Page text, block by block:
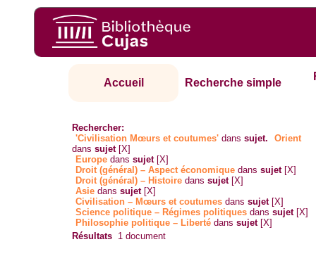
Accueil Recherche simple
Rechercher:
'Civilisation Mœurs et coutumes' danssujet.
Orient
danssujet [X]
Europe danssujet [X]
Droit (général) – Aspect économique danssujet [X]
Droit (général) – Histoire danssujet [X]
Asie danssujet [X]
Civilisation – Mœurs et coutumes danssujet [X]
Science politique – Régimes politiques danssujet [X]
Philosophie politique – Liberté danssujet [X]
Résultats 1 document